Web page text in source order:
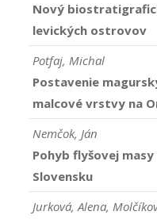
Nový
levických ostrovov
Potfaj, Michal
Postavenie
malcové vrstvy na
Nemčok, Ján
Pohyb flyšovej
Slovensku
Jurková, Alena,